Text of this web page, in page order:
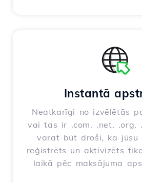
Instantā
Neatkarīgi no izvēlētās
vai tas ir .com, .net, .org,
varat būt droši, ka jūsu
reģistrēts un aktivizēts
laikā pēc maksājuma